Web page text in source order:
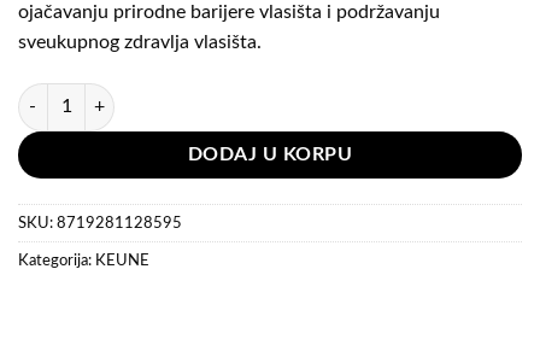
ojačavanju prirodne barijere vlasišta i podržavanju
sveukupnog zdravlja vlasišta.
Keune Scalp Sensitive — Soothing Serum 50 ml količina
DODAJ U KORPU
SKU: 8719281128595
Kategorija: KEUNE